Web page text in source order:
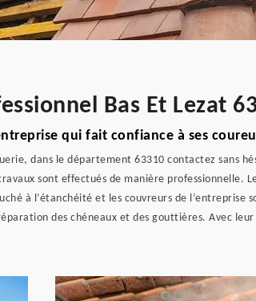
Bas Et Lezat
qui fait confiance à ses
dans le département 63310 contactez sans
sont effectués de manière professionnelle.
à l’étanchéité et les couvreurs de
des chéneaux et des gouttières. Avec